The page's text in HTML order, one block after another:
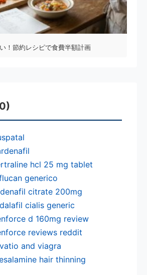
！節約レシピで食費半額計画
hcl 25 mg tablet
generico
citrate 200mg
cialis generic
d 160mg review
reviews reddit
and viagra
hair thinning